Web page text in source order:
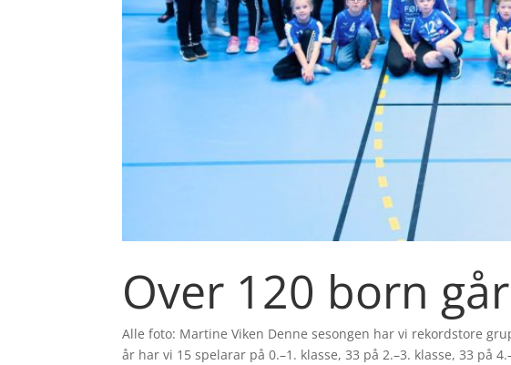
Over 120 born
Alle foto: Martine Viken Denne sesongen har vi rekordstore
år har vi 15 spelarar på 0.–1. klasse, 33 på 2.–3. klasse, 33 på